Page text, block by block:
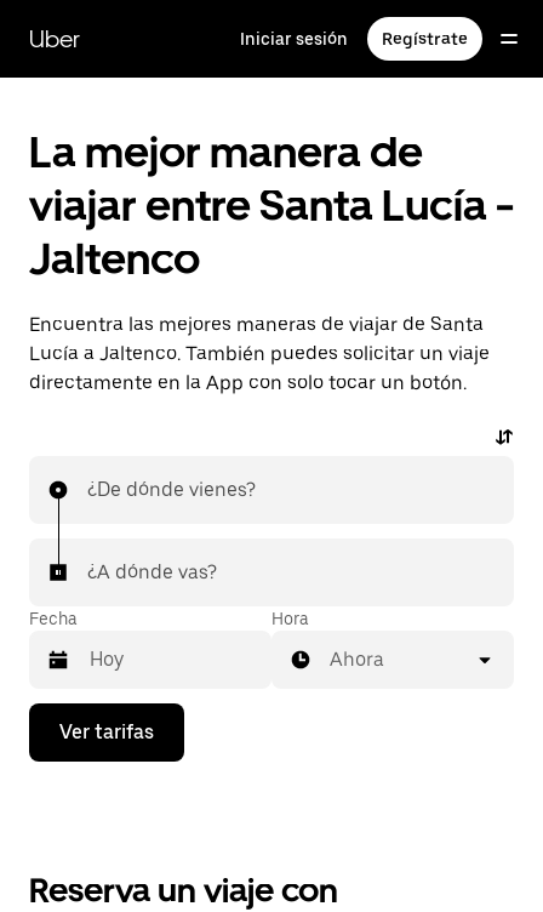
contenido
principal
Uber Iniciar sesión Regístrate
La mejor manera de
viajar entre Santa Lucía -
Jaltenco
Encuentra las mejores maneras de viajar de Santa
Lucía a Jaltenco. También puedes solicitar un viaje
directamente en la App con solo tocar un botón.
¿De dónde vienes?
¿A dónde vas?
Fecha
Presiona
flecha
el
Hora
Ahora
Ver tarifas
Reserva un viaje con